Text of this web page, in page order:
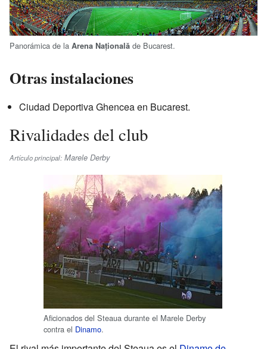
Panorámica de la Arena Națională de Bucarest.
Otras instalaciones
Ciudad Deportiva Ghencea en Bucarest.
Rivalidades del club
Artículo principal: Marele Derby
Aficionados del Steaua durante el Marele Derby
contra el Dinamo.